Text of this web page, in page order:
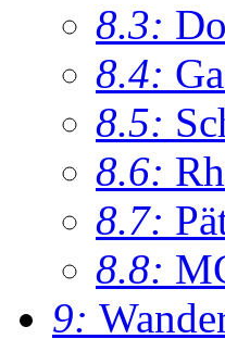
8.3:
8.4:
8.5:
8.6:
8.7:
8.8:
9: